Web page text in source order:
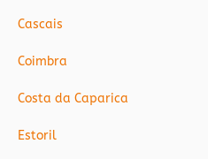
Cascais
Coimbra
Costa da Caparica
Estoril